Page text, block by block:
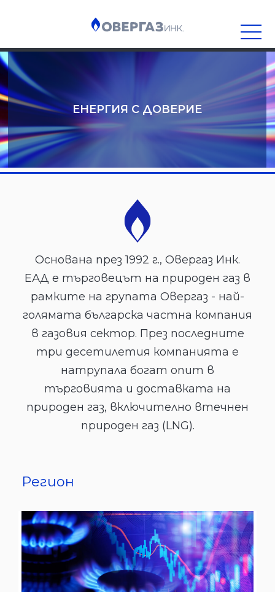
Прескочете
към
съдържанието
ЕНЕРГИЯ С ДОВЕРИЕ
Основана през 1992 г., Овергаз Инк.
ЕАД е търговецът на природен газ в
рамките на групата Овергаз - най-
голямата българска частна компания
в газовия сектор. През последните
три десетилетия компанията е
натрупала богат опит в
търговията и доставката на
природен газ, включително втечнен
природен газ (LNG).
Регион